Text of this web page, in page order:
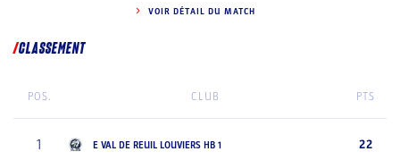
VOIR DÉTAIL DU MATCH
CLASSEMENT
POS. CLUB PTS
1 E VAL DE REUIL LOUVIERS HB 1 22